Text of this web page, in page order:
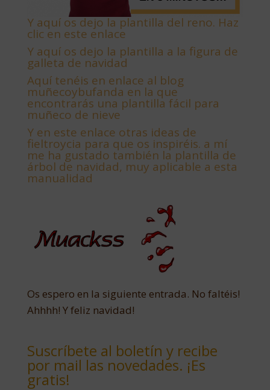
Y aquí os dejo la plantilla del reno. Haz
clic en este enlace
Y aquí os dejo la plantilla a la figura de
galleta de navidad
Aquí tenéis en enlace al blog
muñecoybufanda en la que
encontrarás una plantilla fácil para
muñeco de nieve
Y en este enlace otras ideas de
fieltroycia para que os inspiréis. a mí
me ha gustado también la plantilla de
árbol de navidad, muy aplicable a esta
manualidad
Os espero en la siguiente entrada. No faltéis!
Ahhhh! Y feliz navidad!
Suscríbete al boletín y recibe
por mail las novedades. ¡Es
gratis!